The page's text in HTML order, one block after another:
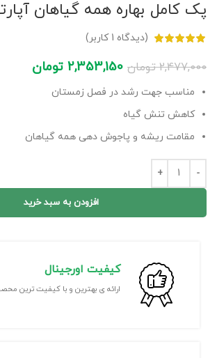
پک کامل بهاره همه گیاهان
(دیدگاه 1 کاربر)
2,477,000 تومان 2,353,150 تومان
مناسب جهت رشد در فصل زمستان
کاهش تنش گیاه
مقامت ریشه و پاجوش دهی همه گیاهان
افزودن به سبد خرید
کیفیت اورجینال
ارائه ی بهترین و با کیفیت ترین